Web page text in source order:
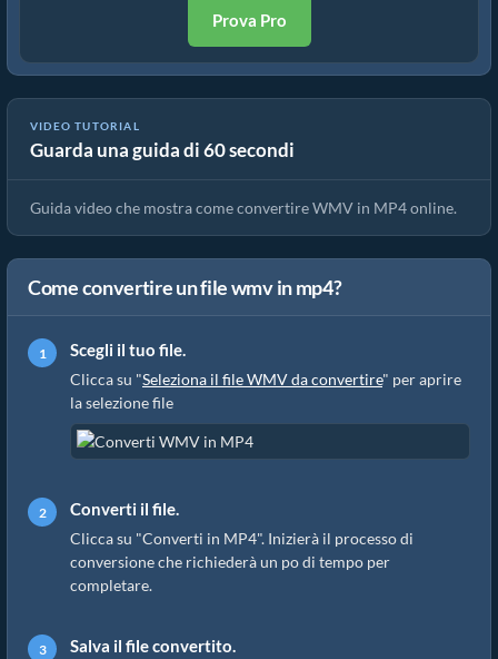
Prova Pro
VIDEO TUTORIAL
Guarda una guida di 60 secondi
Come convertire WMV in MP4 in pochi secondi!
Guida video che mostra come convertire WMV in MP4 online.
Come convertire un file wmv in mp4?
Scegli il tuo file.
Clicca su "Seleziona il file WMV da convertire" per aprire
la selezione file
Converti il file.
Clicca su "Converti in MP4". Inizierà il processo di
conversione che richiederà un po di tempo per
completare.
Salva il file convertito.